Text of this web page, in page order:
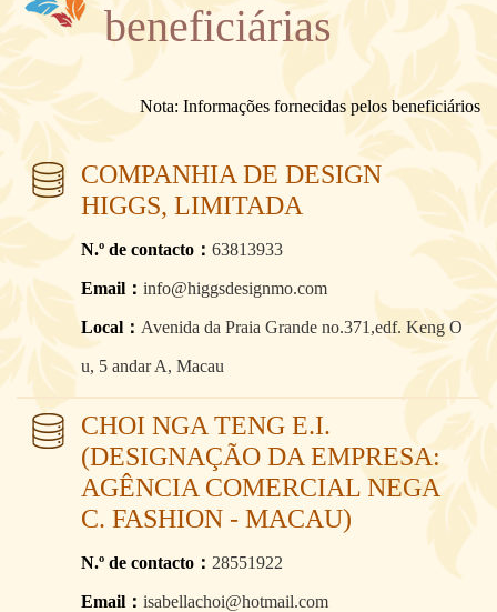
beneficiárias
Nota: Informações fornecidas pelos beneficiários
COMPANHIA DE DESIGN
HIGGS, LIMITADA
N.º de contacto： 63813933
Email： info@higgsdesignmo.com
Local： Avenida da Praia Grande no.371,edf. Keng O
u, 5 andar A, Macau
CHOI NGA TENG E.I.
(DESIGNAÇÃO DA EMPRESA:
AGÊNCIA COMERCIAL NEGA
C. FASHION - MACAU)
N.º de contacto： 28551922
Email： isabellachoi@hotmail.com